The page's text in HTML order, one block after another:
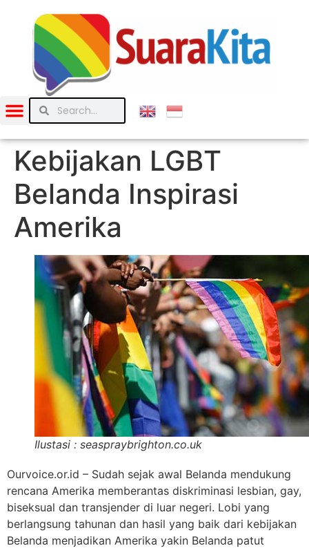
Kebijakan LGBT
Belanda Inspirasi
Amerika
Ilustasi : seaspraybrighton.co.uk
Ourvoice.or.id – Sudah sejak awal Belanda mendukung
rencana Amerika memberantas diskriminasi lesbian, gay,
biseksual dan transjender di luar negeri. Lobi yang
berlangsung tahunan dan hasil yang baik dari kebijakan
Belanda menjadikan Amerika yakin Belanda patut